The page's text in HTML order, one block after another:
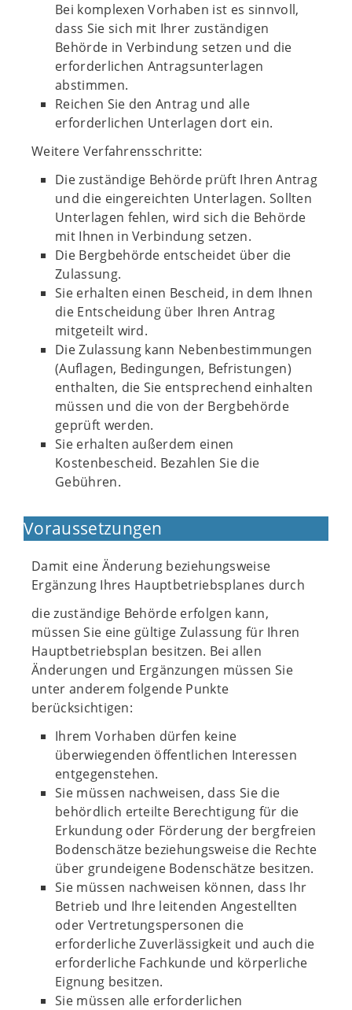
Bei komplexen Vorhaben ist es sinnvoll,
dass Sie sich mit Ihrer zuständigen
Behörde in Verbindung setzen und die
erforderlichen Antragsunterlagen
abstimmen.
Reichen Sie den Antrag und alle
erforderlichen Unterlagen dort ein.
Weitere Verfahrensschritte:
Die zuständige Behörde prüft Ihren Antrag
und die eingereichten Unterlagen. Sollten
Unterlagen fehlen, wird sich die Behörde
mit Ihnen in Verbindung setzen.
Die Bergbehörde entscheidet über die
Zulassung.
Sie erhalten einen Bescheid, in dem Ihnen
die Entscheidung über Ihren Antrag
mitgeteilt wird.
Die Zulassung kann Nebenbestimmungen
(Auflagen, Bedingungen, Befristungen)
enthalten, die Sie entsprechend einhalten
müssen und die von der Bergbehörde
geprüft werden.
Sie erhalten außerdem einen
Kostenbescheid. Bezahlen Sie die
Gebühren.
Voraussetzungen
Damit eine Änderung beziehungsweise
Ergänzung Ihres Hauptbetriebsplanes durch
die zuständige Behörde erfolgen kann,
müssen Sie eine gültige Zulassung für Ihren
Hauptbetriebsplan besitzen. Bei allen
Änderungen und Ergänzungen müssen Sie
unter anderem folgende Punkte
berücksichtigen:
Ihrem Vorhaben dürfen keine
überwiegenden öffentlichen Interessen
entgegenstehen.
Sie müssen nachweisen, dass Sie die
behördlich erteilte Berechtigung für die
Erkundung oder Förderung der bergfreien
Bodenschätze beziehungsweise die Rechte
über grundeigene Bodenschätze besitzen.
Sie müssen nachweisen können, dass Ihr
Betrieb und Ihre leitenden Angestellten
oder Vertretungspersonen die
erforderliche Zuverlässigkeit und auch die
erforderliche Fachkunde und körperliche
Eignung besitzen.
Sie müssen alle erforderlichen